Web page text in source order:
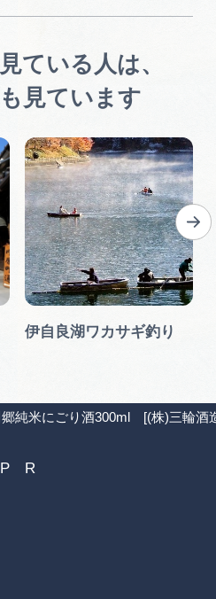
郷純米にごり酒300ml [(株)三輪酒
ている人は、
見ています
伊自良湖ワカサギ釣り